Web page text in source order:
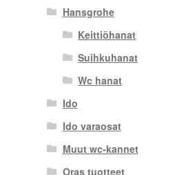
Hansgrohe
Keittiöhanat
Suihkuhanat
Wc hanat
Ido
Ido varaosat
Muut wc-kannet
Oras tuotteet